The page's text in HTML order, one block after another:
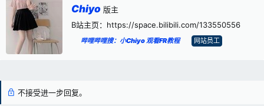
撰
者
Chiyo 版主
B站主页：https://space.bilibili.com/133550556
哔哩哔哩搜：小Chiyo 观看FR教程 网站员工
不接受进一步回复。